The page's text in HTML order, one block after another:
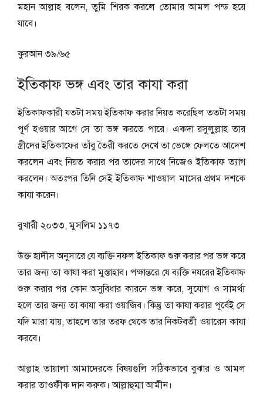
মহান আল্লাহ বলেন, তুমি শিরক করলে তােমার আমল পন্ড হয়ে
যাবে।
কুরআন ৩৯/৬৫
ইতিকাফ ভঙ্গ এবং তার কাযা করা
ইতিকাফকারী যতটা সময় ইতিকাফ করার নিয়ত করেছিল ততটা সময়
পূর্ণ হওয়ার আগে সে তা ভঙ্গ করতে পারে। একদা রসুলুল্লাহ তার
স্ত্রীদের ইতিকাফের তাঁবু তৈরী করতে দেখে তা ভেঙ্গে ফেলতে আদেশ
করলেন এবং নিয়ত করার পর তাদের সাথে নিজেও ইতিকাফ ত্যাগ
করলেন। অতঃপর তিনি সেই ইতিকাফ শাওয়াল মাসের প্রথম দশকে
কাযা করেন।
বুখারী ২০৩৩, মুসলিম ১১৭৩
উক্ত হাদীস অনুসারে যে ব্যক্তি নফল ইতিকাফ শুরু করার পর ভঙ্গ করে
তার জন্য তা কাযা করা মুস্তাহাব। পক্ষান্তরে যে ব্যক্তি নযরের ইতিকাফ
শুরু করার পর কোন অসুবিধার কারনে ভঙ্গ করে, সুযোগ ও সামর্থ্য
হলে তার জন্য তা কাযা করা ওয়াজিব। কিন্তু তা কাযা করার পূর্বেই সে
যদি মারা যায়, তাহলে তার তরফ থেকে তার নিকটবর্তী ওয়ারেস কাযা
করবে।
আল্লাহ তায়ালা আমাদেরকে বিষয়গুলি সঠিকভাবে বুঝার ও আমল
করার তাওফীক দান করুক। আল্লাহুম্মা আমীন।